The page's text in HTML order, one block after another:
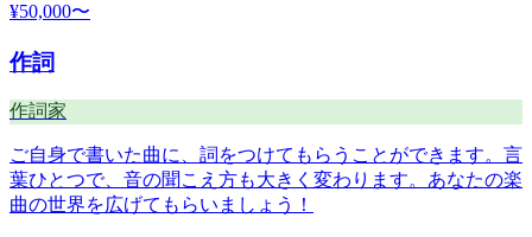
¥50,000〜
作詞
作詞家
ご自身で書いた曲に、詞をつけてもらうことができます。言
葉ひとつで、音の聞こえ方も大きく変わります。あなたの楽
曲の世界を広げてもらいましょう！